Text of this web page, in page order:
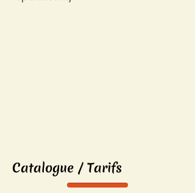
Catalogue / Tarifs